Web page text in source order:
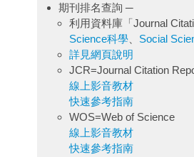
期刊排名查詢 ─
利用資料庫「Journal
Science科學
Social
詳見網頁說明
JCR=Journal Citation
線上影音教材
快速參考指南
WOS=Web of Science
線上影音教材
快速參考指南